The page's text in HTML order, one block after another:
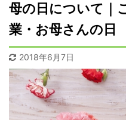
母の日について｜
業・お母さんの日
2018年6月7日